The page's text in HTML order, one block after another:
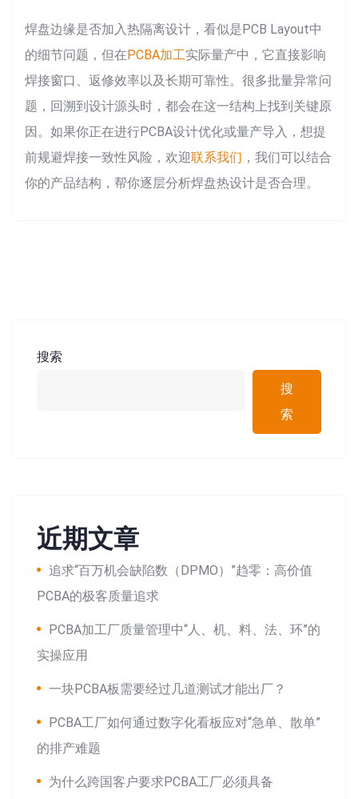
焊盘边缘是否加入热隔离设计，看似是PCB Layout中
的细节问题，但在PCBA加工实际量产中，它直接影响
焊接窗口、返修效率以及长期可靠性。很多批量异常问
题，回溯到设计源头时，都会在这一结构上找到关键原
因。如果你正在进行PCBA设计优化或量产导入，想提
前规避焊接一致性风险，欢迎联系我们 ，我们可以结合
你的产品结构，帮你逐层分析焊盘热设计是否合理。
搜索
搜
索
近期文章
追求“百万机会缺陷数（DPMO）”趋零：高价值
PCBA的极客质量追求
PCBA加工厂质量管理中“人、机、料、法、环”的
实操应用
一块PCBA板需要经过几道测试才能出厂？
PCBA工厂如何通过数字化看板应对“急单、散单”
的排产难题
为什么跨国客户要求PCBA工厂必须具备